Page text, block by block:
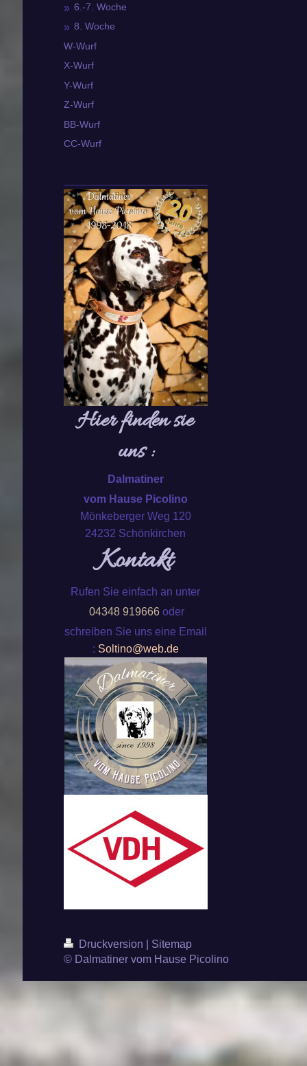
6.-7. Woche
8. Woche
W-Wurf
X-Wurf
Y-Wurf
Z-Wurf
BB-Wurf
CC-Wurf
Hier finden sie
uns :
Dalmatiner
vom Hause Picolino
Mönkeberger Weg 120
24232 Schönkirchen
Kontakt
Rufen Sie einfach an unter
04348 919666 oder
schreiben Sie uns eine Email
: Soltino@web.de
Druckversion
Sitemap
© Dalmatiner vom Hause Picolino